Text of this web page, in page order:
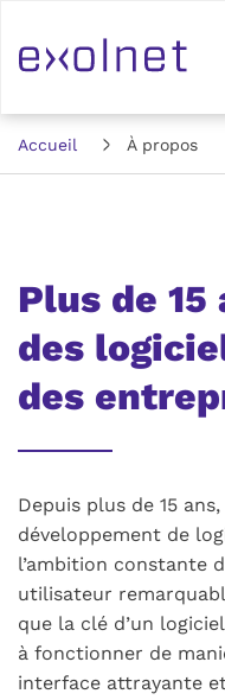
Accueil À propos
Plus de
des
des
Depuis plus de 15
développement de
l’ambition constante
utilisateur
que la clé d’un
à fonctionner de
interface attrayante